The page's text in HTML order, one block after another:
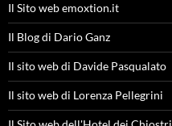
Il Sito web emoxtion.it
Il Blog di Dario Ganz
Il sito web di Davide Pasqualato
Il sito web di Lorenza Pellegrini